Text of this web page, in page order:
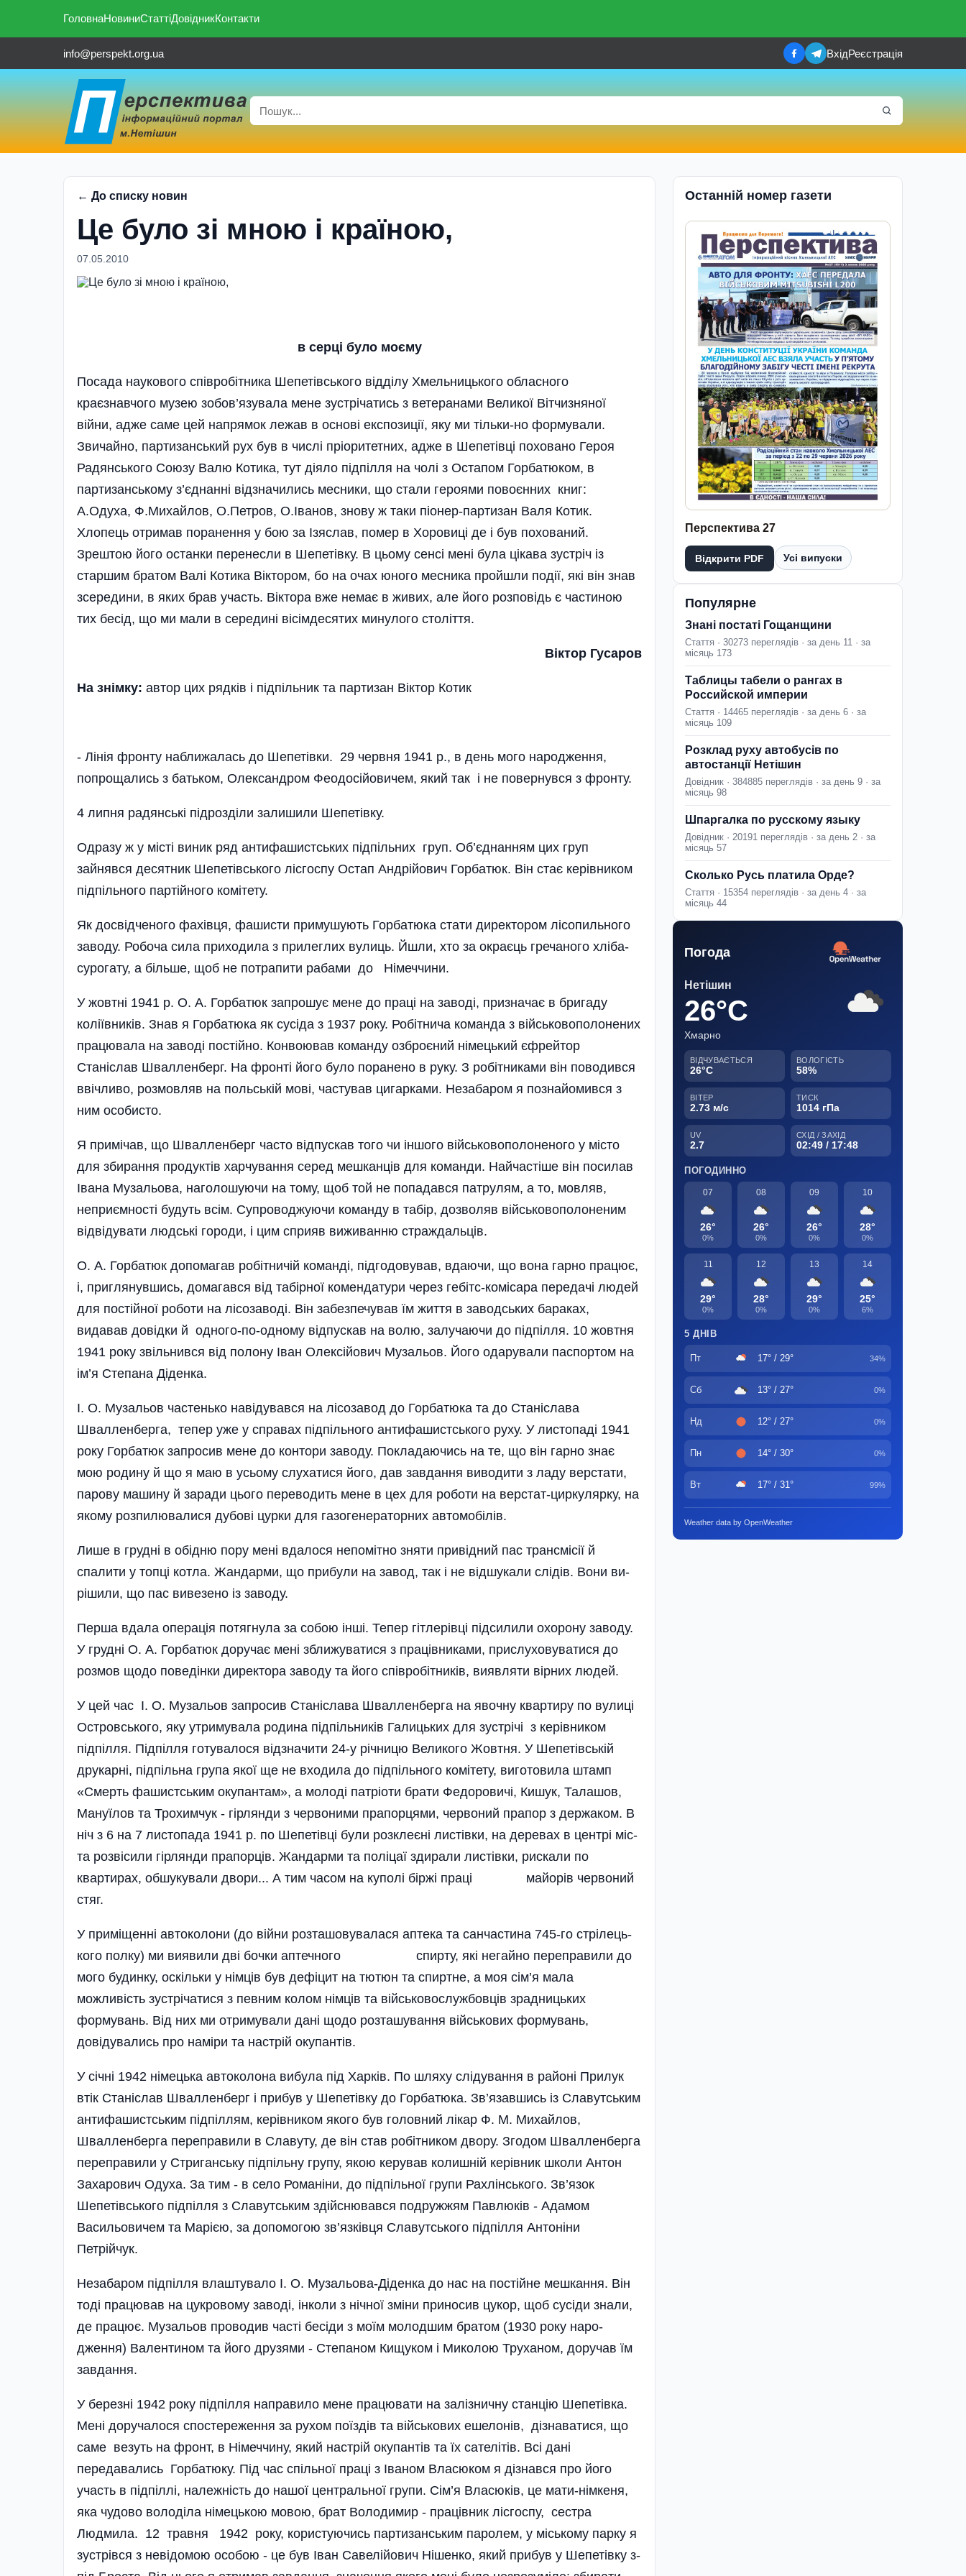
ГоловнаНовиниСтаттіДовідникКонтакти
info@perspekt.org.ua ВхідРеєстрація
← До списку новин
Це було зі мною і країною,
07.05.2010
в серці було моєму
Посада наукового співробітника Шепетівського відділу Хмельницького обласного
краєзнавчого музею зобов’язувала мене зустрічатись з ветеранами Великої Вітчизняної
війни, адже саме цей напрямок лежав в основі експозиції, яку ми тільки-но формували.
Звичайно, партизанський рух був в числі пріоритетних, адже в Шепетівці поховано Героя
Радянського Союзу Валю Котика, тут діяло підпілля на чолі з Остапом Горбатюком, в
партизанському з’єднанні відзначились месники, що стали героями повоєнних книг:
А.Одуха, Ф.Михайлов, О.Петров, О.Іванов, знову ж таки піонер-партизан Валя Котик.
Хлопець отримав поранення у бою за Ізяслав, помер в Хоровиці де і був похований.
Зрештою його останки перенесли в Шепетівку. В цьому сенсі мені була цікава зустріч із
старшим братом Валі Котика Віктором, бо на очах юного месника пройшли події, які він знав
зсередини, в яких брав участь. Віктора вже немає в живих, але його розповідь є частиною
тих бесід, що ми мали в середині вісімдесятих минулого століття.
Віктор Гусаров
На знімку: автор цих рядків і підпільник та партизан Віктор Котик
- Лiнiя фронту наближалась до Шепетiвки. 29 червня 1941 р., в день мого наро­дження,
попрощались з бать­ком, Олександром Феодосiйовичем, який так i не повернувся з фронту.
4 липня радянськi пiд­роздiли залишили Шепетiв­ку.
Одразу ж у мiстi виник ряд антифашистських пiдпiльних груп. Об’єднанням цих груп
зайнявся десятник Шепетiвського лiсгоспу Ос­тап Анд­рi­йович Горбатюк. Вiн стає керiвником
пiд­пiльного партiйного комiте­ту.
Як досвiдченого фахiвця, фашисти примушують Гор­батюка стати директором лiсопильного
заводу. Робоча сила при­ходила з прилеглих вулиць. Йшли, хто за окраєць гре­чаного хлiба-
сурогату, а бi­льше, щоб не потрапити ра­бами до Нiмеччини.
У жовтнi 1941 р. О. А. Горбатюк запрошує мене до працi на заводi, призначає в бригаду
колiївникiв. Знав я Горбатюка як сусiда з 1937 року. Ро­бiтнича команда з вiйсько­вополонених
працювала на заводi постiйно. Конвоював команду озброєний нiмець­кий єфрейтор
Станiслав Швалленберг. На фронтi йо­го було поранено в руку. З робiтниками вiн пово­дився
ввiчливо, розмовляв на польськiй мовi, часту­вав цигарками. Незабаром я познайомився з
ним осо­бисто.
Я примiчав, що Швалленберг часто вiдпускав того чи iншого вiйськово­полоненого у мiсто
для зби­рання продуктiв харчування серед мешканцiв для коман­ди. Найчастiше вiн посилав
Івана Музальова, наголошу­ючи на тому, щоб той не попадався патрулям, а то, мовляв,
неприємностi будуть всiм. Супроводжуючи коман­ду в табiр, дозволяв вiй­ськовополоненим
вiдвiдува­ти людськi городи, i цим сприяв виживанню страждальців.
О. А. Горбатюк допомагав робiтничiй командi, пiдгодо­вував, вдаючи, що вона гарно працює,
i, приглянув­шись, домагався вiд табiрної комендатури через гебiтс-комiсара передачi людей
для постiйної роботи на лi­созаводi. Вiн забезпечував їм життя в заводських ба­раках,
видавав довiдки й одного-по-одному вiдпус­кав на волю, залучаючи до пiдпiлля. 10 жовтня
1941 року звiльнив­ся вiд полону Іван Олек­сiйович Муза­льов. Його одарували паспортом на
iм’я Степана Дiденка.
І. О. Музальов частенько навiдувався на лi­созавод до Горбатюка та до Станiслава
Швалленберга, тепер уже у справах пiд­пiльного антифашистського руху. У листопадi 1941
року Горбатюк за­просив мене до контори заводу. Покладаючись на те, що вiн гарно знає
мою родину й що я маю в усьому слухатися його, дав завдання виводити з ладу верстати,
парову машину й заради цього пе­реводить мене в цех для роботи на верстат-циркулярку, на
якому розпилювали­ся дубовi цурки для газо­генераторних автомобiлiв.
Ли­ше в груднi в обiд­ню пору менi вдалося непо­мiтно зняти привiдний пас трансмiсiї й
спалити у топ­цi котла. Жандарми, що прибули на завод, так i не вiдшукали слiдiв. Вони ви­
рiшили, що пас вивезено iз заводу.
Перша вдала опера­цiя потягнула за собою iн­шi. Тепер гiтлерiвцi пiдси­лили охорону заводу.
У груднi О. А. Горба­тюк доручає менi зближу­ватися з працiвниками, прислуховуватися до
розмов щодо поведiнки директора заводу та його спiвробiтни­кiв, виявляти вiрних людей.
У цей час I. О. Музальов запросив Станiслава Швал­ленберга на явочну квар­тиру по вулицi
Островського, яку утримувала родина пiд­пiльникiв Галицьких для зустрiчi з керiвником
пiдпiлля. Пiдпiлля готува­лося вiдзначити 24-у рiч­ницю Великого Жовтня. У Шепетiвськiй
друкарнi, пiдпiльна група якої ще не входила до пiдпiльного комiтету, виго­товила штамп
«Смерть фа­шистським окупантам», а молодi патрiоти брати Фе­доровичi, Кишук, Талашов,
Мануїлов та Трохимчук - гiрлянди з червоними пра­порцями, червоний прапор з держаком. В
нiч з 6 на 7 листопада 1941 р. по Шепетiвцi були розклеєнi листiв­ки, на деревах в центрi мiс­
та розвiсили гiрлянди пра­порцiв. Жандарми та полiцаї здира­ли листiвки, рискали по
квартирах, обшукували дво­ри... А тим часом на куполi бiржi працi майорів чер­воний
стяг.
У примiщеннi автоколони (до вiй­ни розташовувалася аптека та санчасти­на 745-го стрiлець­
кого полку) ми ви­явили двi бочки аптечного спирту, якi негайно пере­правили до
мого бу­динку, оскiльки у нiмцiв був дефiцит на тютюн та спиртне, а моя сiм’я мала
можливiсть зустрiчатися з певним колом нiмцiв та вiйськовослужбовцiв зрад­ницьких
формувань. Вiд них ми отримували данi щодо розташування вiйськових формувань,
довiдувались про намiри та настрiй окупантiв.
У сiчнi 1942 нiмецька автоко­лона вибула пiд Харкiв. По шляху слiдування в районi Прилук
втiк Ста­нiслав Швалленберг i прибув у Шепетiвку до Горбатюка. Зв’язавшись iз Славутським
антифашистським пiд­пiллям, керiвником якого був головний лiкар Ф. М. Ми­хайлов,
Швалленберга пере­правили в Славуту, де вiн став робiтником двору. Згодом Швалленберга
пе­реправили у Стриганську пiдпiльну групу, якою ке­рував колишнiй керiвник школи Антон
Захарович Одуха. За тим - в село Романiни, до пiдпiльної гру­пи Рахлiнського. Зв’язок
Шепетiвського пiдпiлля з Славутським здiйснювався подружжям Павлюкiв - Адамом
Васильовичем та Марiєю, за допомогою зв’язкiвця Славутського пiдпiлля Антонiни
Петрiйчук.
Незабаром пiдпiлля влаш­тувало I. О. Музальова-Дiденка до нас на постiйне мешкання. Вiн
тодi працював на цук­ровому заводi, iнколи з нiч­ної змiни приносив цукор, щоб сусiди знали,
де працює. Музальов проводив частi бесiди з моїм молодшим братом (1930 року наро­
дження) Валентином та йо­го друзями - Степаном Кищуком i Миколою Труханом, доручав їм
завдання.
У березнi 1942 року пiд­пiлля направило мене пра­цювати на залiзничну стан­цiю Шепетiвка.
Менi дору­чалося спостереження за рухом поїздiв та вiйськових ешелонiв, дiзнаватися, що
саме везуть на фронт, в Нiмеччину, який настрiй окупантiв та їх сателiтiв. Всi данi
передавались Горбатюку. Пiд час спiльної пра­цi з Іваном Власюком я дiзнався про його
участь в пiдпiллi, належнiсть до на­шої центральної групи. Сi­м’я Власюкiв, це мати-нiмкеня,
яка чудово воло­дiла нiмецькою мовою, брат Володимир - працівник лiсгоспу, сестра
Людмила. 12 травня 1942 року, користуючись партизансь­ким паролем, у мiському парку я
зустрiвся з невiдо­мою особою - це був Іван Савелiйович Нiшенко, який прибув у Шепетiвку з-
Останній номер газети
Перспектива 27
Відкрити PDF Усі випуски
Популярне
Знані постаті Гощанщини
Стаття · 30273 переглядів · за день 11 · за
місяць 173
Таблицы табели о рангах в
Российской империи
Стаття · 14465 переглядів · за день 6 · за
місяць 109
Розклад руху автобусів по
автостанції Нетішин
Довідник · 384885 переглядів · за день 9 · за
місяць 98
Шпаргалка по русскому языку
Довідник · 20191 переглядів · за день 2 · за
місяць 57
Сколько Русь платила Орде?
Стаття · 15354 переглядів · за день 4 · за
місяць 44
Погода
Нетішин
26°C
Хмарно
ВІДЧУВАЄТЬСЯ
26°C
ВОЛОГІСТЬ
58%
ВІТЕР
2.73 м/с
ТИСК
1014 гПа
UV
2.7
СХІД / ЗАХІД
02:49 / 17:48
ПОГОДИННО
07
26°
0%
08
26°
0%
09
26°
0%
10
28°
0%
11
29°
0%
12
28°
0%
13
29°
0%
14
25°
6%
5 ДНІВ
Пт 17° / 29° 34%
Сб 13° / 27° 0%
Нд 12° / 27° 0%
Пн 14° / 30° 0%
Вт 17° / 31° 99%
Weather data by OpenWeather